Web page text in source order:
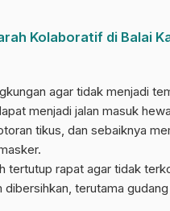
Kolaboratif di Balai
agar tidak menjadi
menjadi jalan masuk
tikus, dan sebaiknya
tertutup rapat agar tidak
terutama